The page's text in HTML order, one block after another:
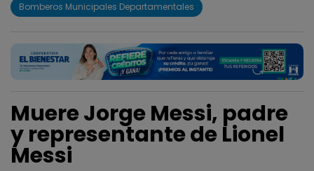
Bomberos Municipales Departamentales
Muere Jorge Messi, padre
y representante de Lionel
Messi